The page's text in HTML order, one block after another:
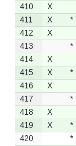
410
X
411
X *
412
X
413
*
414
X
415
X *
416
X
417
*
418
X
419
X *
420
*